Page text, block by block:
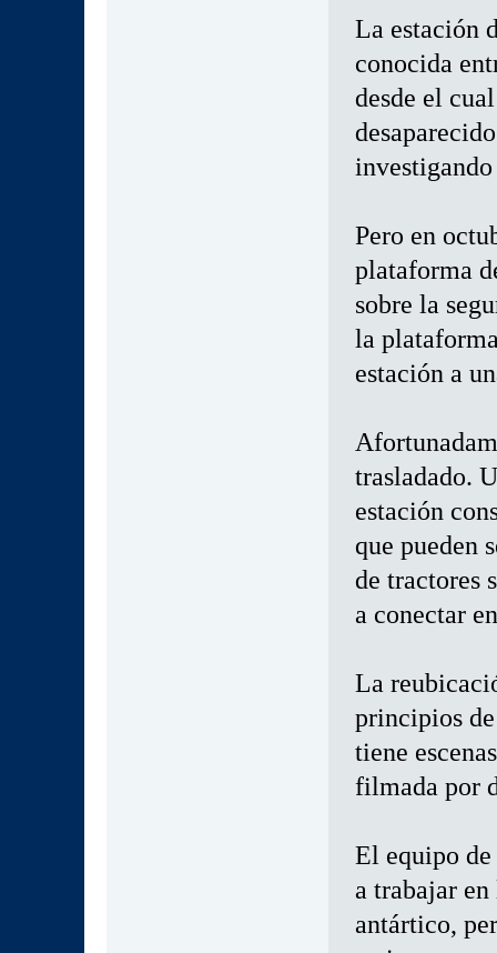
La estación
conocida
desde el
Pero en
plataforma
sobre la
la
estación a
trasladado.
estación
que pueden
de tractores
a conectar
La
principios
tiene
filmada por
El equipo
a trabajar
antártico,